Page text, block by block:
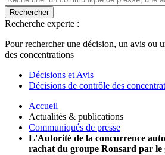
Rechercher
Recherche experte :
Pour rechercher une décision, un avis ou
des concentrations
Décisions et Avis
Décisions de contrôle des
Accueil
Actualités & publications
Communiqués de presse
L'Autorité de la concurrence
rachat du groupe Ronsard par